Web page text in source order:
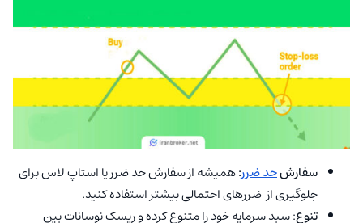
سفارشحد ضرر:همیشه از سفارش حد ضرر یا استاپ لاس برای
جلوگیری از ضررهای احتمالی بیشتر استفاده کنید.
تنوع: سبد سرمایه خود را متنوع کرده و ریسک نوسانات بین